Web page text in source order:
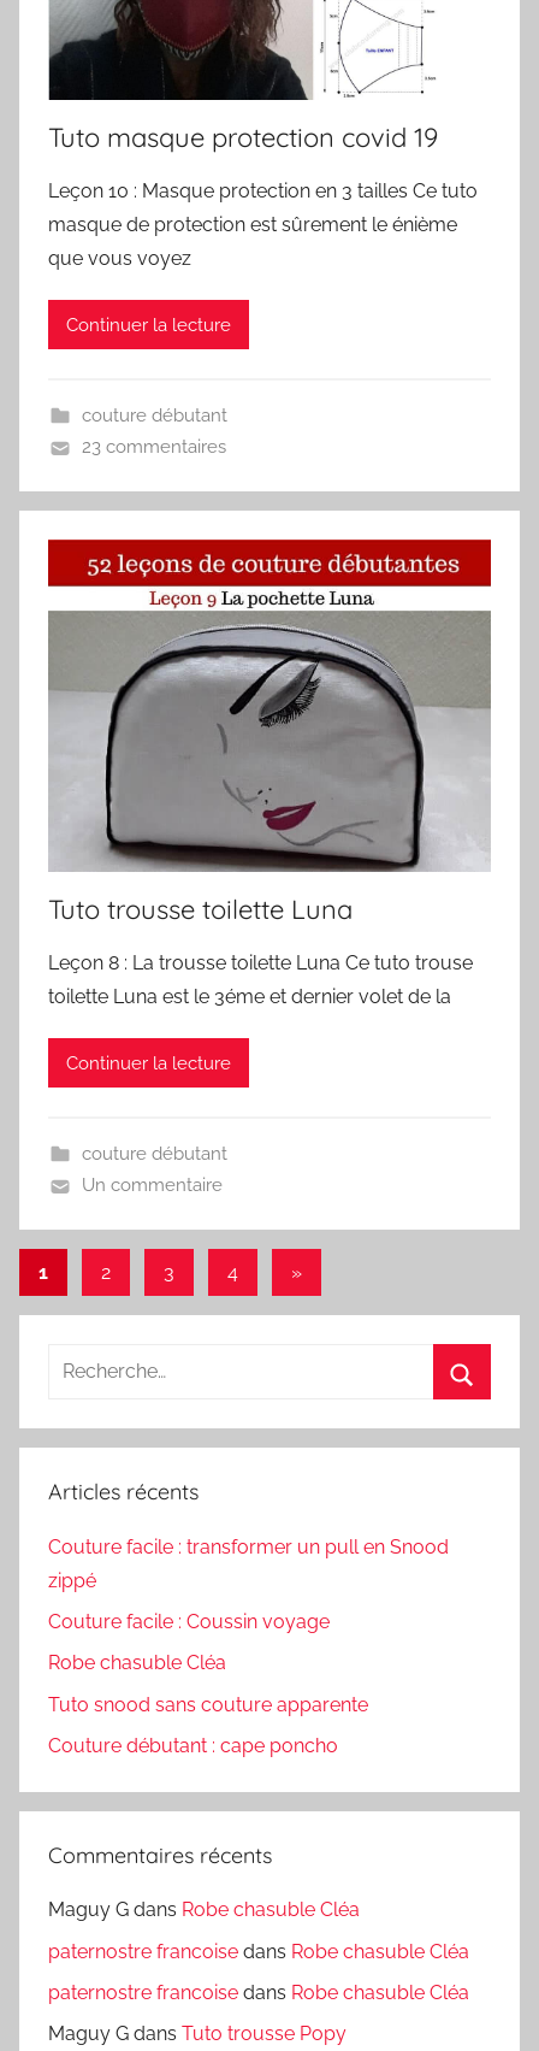
Tuto masque protection covid 19
Leçon 10 : Masque protection en 3 tailles Ce tuto
masque de protection est sûrement le énième
que vous voyez
Continuer la lecture
couture débutant
23 commentaires
Tuto trousse toilette Luna
Leçon 8 : La trousse toilette Luna Ce tuto trouse
toilette Luna est le 3éme et dernier volet de la
Continuer la lecture
couture débutant
Un commentaire
Pagination
des
publications
1 2 3 4
Articles
»
Recherche
:
Articles récents
Couture facile : transformer un pull en Snood
zippé
Couture facile : Coussin voyage
Robe chasuble Cléa
Tuto snood sans couture apparente
Couture débutant : cape poncho
Commentaires récents
Maguy G dans Robe chasuble Cléa
paternostre francoise dans Robe chasuble Cléa
paternostre francoise dans Robe chasuble Cléa
Maguy G dans Tuto trousse Popy